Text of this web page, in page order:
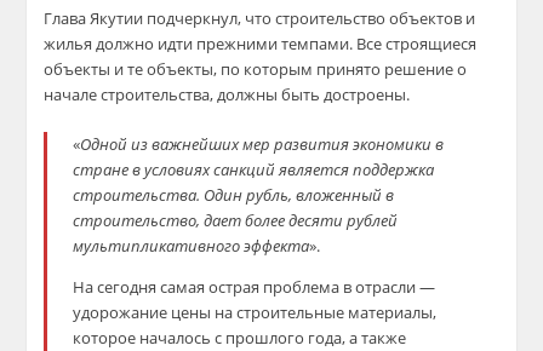
Глава Якутии подчеркнул, что строительство объектов и
жилья должно идти прежними темпами. Все строящиеся
объекты и те объекты, по которым принято решение о
начале строительства, должны быть достроены.
«Одной из важнейших мер развития экономики в
стране в условиях санкций является поддержка
строительства. Один рубль, вложенный в
строительство, дает более десяти рублей
мультипликативного эффекта».
На сегодня самая острая проблема в отрасли —
удорожание цены на строительные материалы,
которое началось с прошлого года, а также